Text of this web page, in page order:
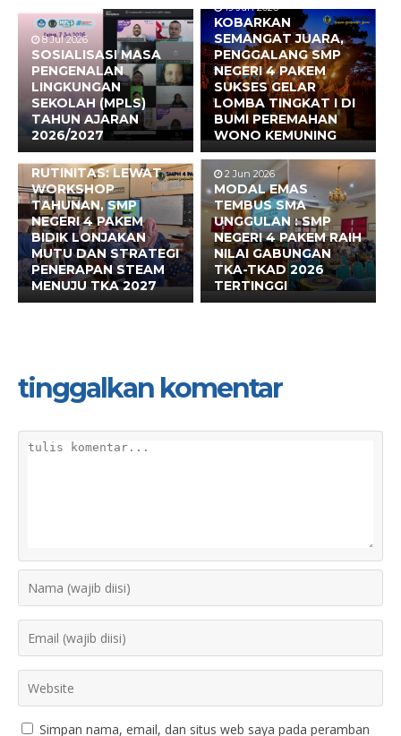
8 Jul 2026
SOSIALISASI MASA
PENGENALAN
LINGKUNGAN
SEKOLAH (MPLS)
TAHUN AJARAN
2026/2027
19 Jun 2026
KOBARKAN
SEMANGAT JUARA,
PENGGALANG SMP
NEGERI 4 PAKEM
SUKSES GELAR
LOMBA TINGKAT I DI
BUMI PEREMAHAN
WONO KEMUNING
17 Jun 2026
BUKAN SEKADAR
RUTINITAS: LEWAT
WORKSHOP
TAHUNAN, SMP
NEGERI 4 PAKEM
BIDIK LONJAKAN
MUTU DAN STRATEGI
PENERAPAN STEAM
MENUJU TKA 2027
2 Jun 2026
MODAL EMAS
TEMBUS SMA
UNGGULAN : SMP
NEGERI 4 PAKEM RAIH
NILAI GABUNGAN
TKA-TKAD 2026
TERTINGGI
tinggalkan komentar
Simpan nama, email, dan situs web saya pada peramban